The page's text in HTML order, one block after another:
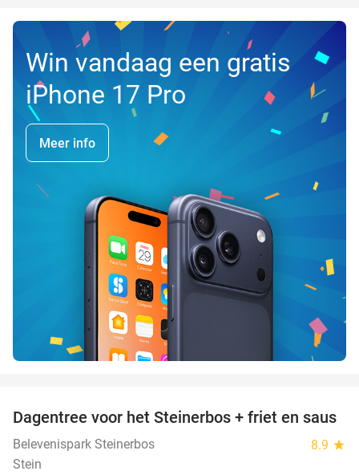
Win vandaag een gratis
iPhone 17 Pro
Meer info
37%
Dagentree voor het Steinerbos + friet en saus
Belevenispark Steinerbos 8.9 star
Stein